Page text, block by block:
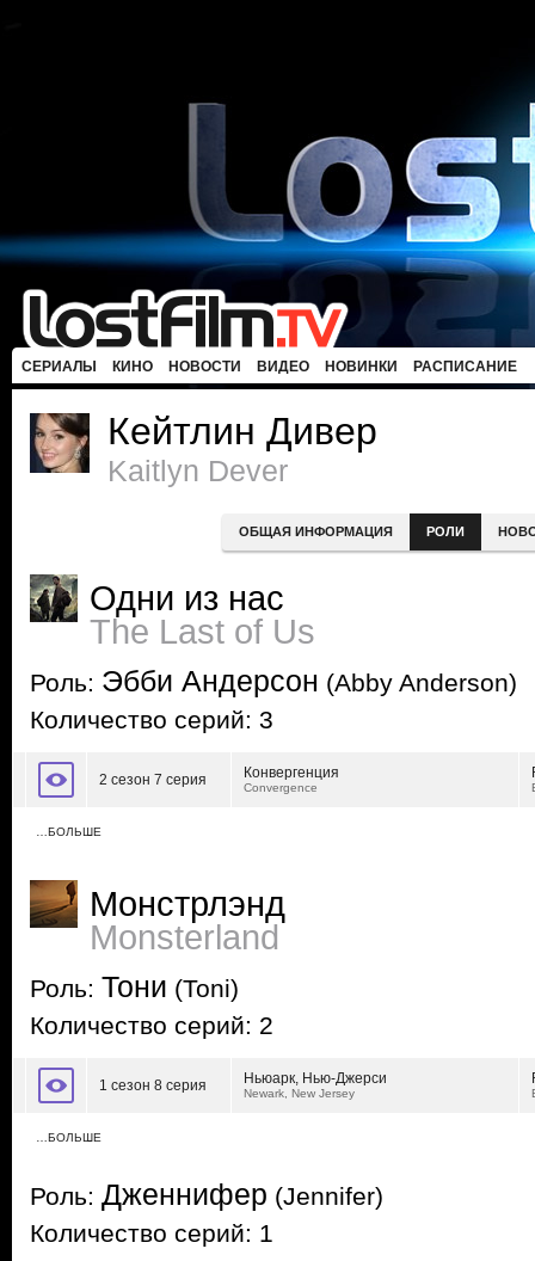
СЕРИАЛЫ КИНО НОВОСТИ ВИДЕО НОВИНКИ РАСПИСАНИЕ
Кейтлин Дивер
Kaitlyn Dever
ОБЩАЯ ИНФОРМАЦИЯ РОЛИ
Одни из нас
The Last of Us
Роль: Эбби Андерсон (Abby Anderson)
Количество серий: 3
2 сезон 7 серия Конвергенция
Convergence
…БОЛЬШЕ
Монстрлэнд
Monsterland
Роль: Тони (Toni)
Количество серий: 2
1 сезон 8 серия Ньюарк, Нью-Джерси
Newark, New Jersey
…БОЛЬШЕ
Роль: Дженнифер (Jennifer)
Количество серий: 1